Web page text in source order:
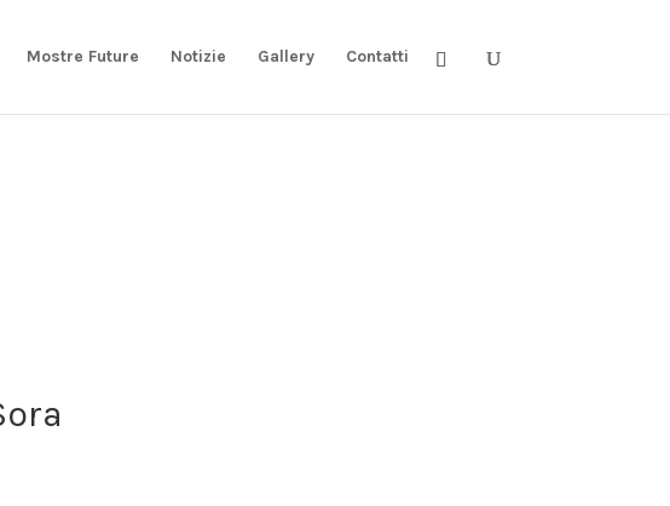
Mostre Future Notizie Gallery Contatti